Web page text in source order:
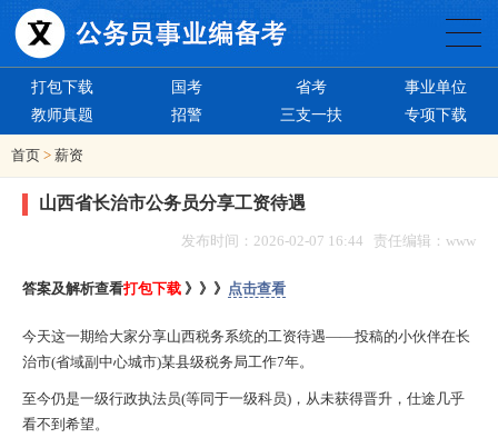
打包下载 国考 省考
事业单位
教师真题
招警 三支一扶 专项下载
首页 > 薪资
山西省长治市公务员分享工资待遇
发布时间：2026-02-07 16:44 责任编辑：www
答案及解析查看打包下载 》》》 点击查看
今天这一期给大家分享山西税务系统的工资待遇——投稿的小伙伴在长
治市(省域副中心城市)某县级税务局工作7年。
至今仍是一级行政执法员(等同于一级科员)，从未获得晋升，仕途几乎
看不到希望。